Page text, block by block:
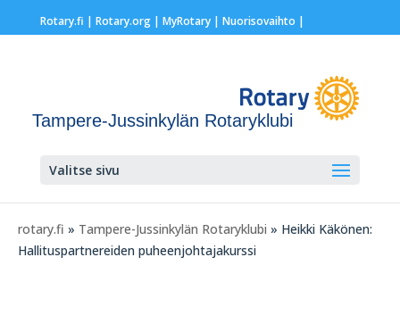
Rotary.fi | Rotary.org| MyRotary | Nuorisovaihto |
Tampere-Jussinkylän Rotaryklubi
Valitse sivu
rotary.fi » Tampere-Jussinkylän Rotaryklubi » Heikki Käkönen:
Hallituspartnereiden puheenjohtajakurssi